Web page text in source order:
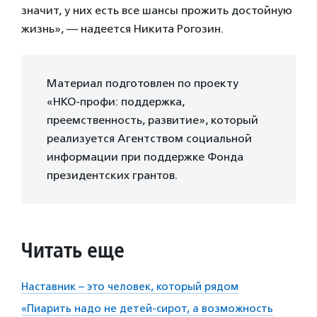
значит, у них есть все шансы прожить достойную
жизнь», — надеется Никита Рогозин.
Материал подготовлен по проекту
«НКО-профи: поддержка,
преемственность, развитие», который
реализуется Агентством социальной
информации при поддержке Фонда
президентских грантов.
Читать еще
Наставник – это человек, который рядом
«Пиарить надо не детей-сирот, а возможность